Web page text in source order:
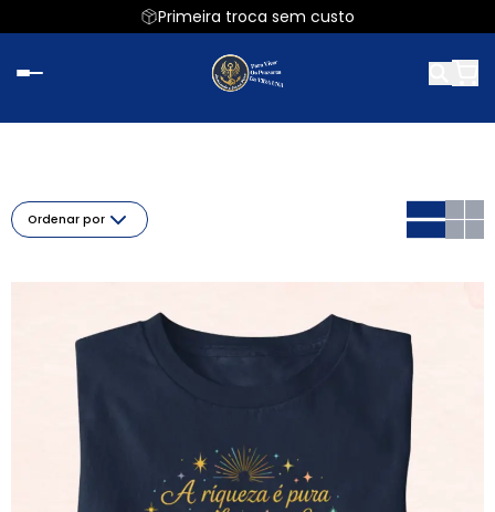
Primeira troca sem custo
Ordenar por